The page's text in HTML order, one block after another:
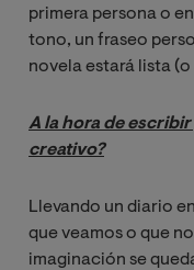
primera persona o
tono, un fraseo
novela estará lista
A la hora de
creativo?
Llevando un diario
que veamos o que
imaginación se